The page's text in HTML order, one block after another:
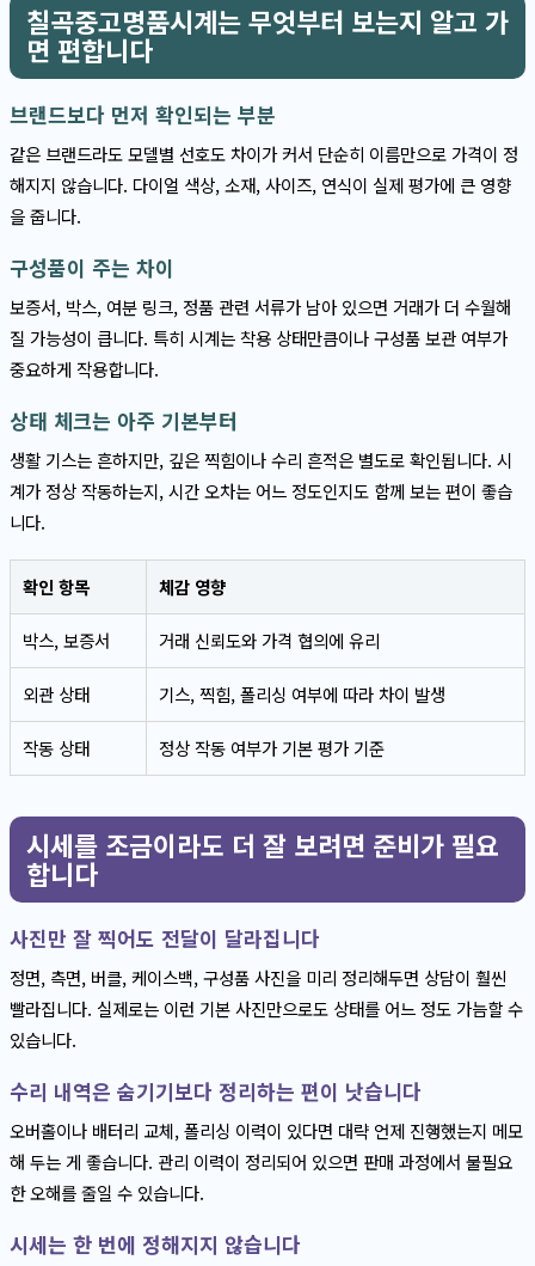
칠곡중고명품시계는 무엇부터 보는지 알고 가
면 편합니다
브랜드보다 먼저 확인되는 부분
같은 브랜드라도 모델별 선호도 차이가 커서 단순히 이름만으로 가격이 정
해지지 않습니다. 다이얼 색상, 소재, 사이즈, 연식이 실제 평가에 큰 영향
을 줍니다.
구성품이 주는 차이
보증서, 박스, 여분 링크, 정품 관련 서류가 남아 있으면 거래가 더 수월해
질 가능성이 큽니다. 특히 시계는 착용 상태만큼이나 구성품 보관 여부가
중요하게 작용합니다.
상태 체크는 아주 기본부터
생활 기스는 흔하지만, 깊은 찍힘이나 수리 흔적은 별도로 확인됩니다. 시
계가 정상 작동하는지, 시간 오차는 어느 정도인지도 함께 보는 편이 좋습
니다.
확인 항목 체감 영향
박스, 보증서 거래 신뢰도와 가격 협의에 유리
외관 상태 기스, 찍힘, 폴리싱 여부에 따라 차이 발생
작동 상태 정상 작동 여부가 기본 평가 기준
시세를 조금이라도 더 잘 보려면 준비가 필요
합니다
사진만 잘 찍어도 전달이 달라집니다
정면, 측면, 버클, 케이스백, 구성품 사진을 미리 정리해두면 상담이 훨씬
빨라집니다. 실제로는 이런 기본 사진만으로도 상태를 어느 정도 가늠할 수
있습니다.
수리 내역은 숨기기보다 정리하는 편이 낫습니다
오버홀이나 배터리 교체, 폴리싱 이력이 있다면 대략 언제 진행했는지 메모
해 두는 게 좋습니다. 관리 이력이 정리되어 있으면 판매 과정에서 불필요
한 오해를 줄일 수 있습니다.
시세는 한 번에 정해지지 않습니다